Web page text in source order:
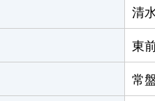
清
東
常